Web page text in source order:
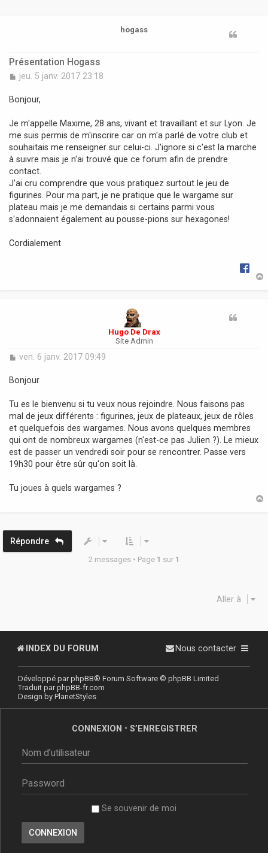
hogass
Présentation Hogass
M
s
g
e
jeu. 5 janv. 2017 23:18
Bonjour,
Je m'appelle Maxime, 28 ans, vivant et travaillant et sur Lyon. Je
me suis permis de m'inscrire car on m'a parlé de votre club et
souhaitais me renseigner sur celui-ci. J'ignore si c'est la marche
à suivre mais je n'ai trouvé que ce forum afin de prendre
contact.
J'ai cru comprendre que vous pratiquez surtout le jeu de
figurines. Pour ma part, je ne pratique que le wargame sur
plateau mais je me demandais si certains parmi vous
s'adonnaient également au pousse-pions sur hexagones!
Cordialement
Hugo De Drax
Site Admin
M
s
g
e
ven. 6 janv. 2017 09:49
Bonjour
Tu es le bienvenu si tu veux nous rejoindre. Nous faisons pas
mal de jeux différents : figurines, jeux de plateaux, jeux de rôles
et quelquefois des wargames. Nous avons quelques membres
qui ont de nombreux wargames (n'est-ce pas Julien ?). Le mieux
est de passer un vendredi soir pour se rencontrer. Passe vers
19h30 pour être sûr qu'on soit là.
Tu joues à quels wargames ?
Répondre
2 messages • Page 1 sur 1
Aller à
INDEX DU FORUM Nous contacter
Développé parphpBB® Forum Software © phpBB Limited
Traduit parphpBB-fr.com
Design by PlanetStyles
CONNEXION • S’ENREGISTRER
Se souvenir de moi